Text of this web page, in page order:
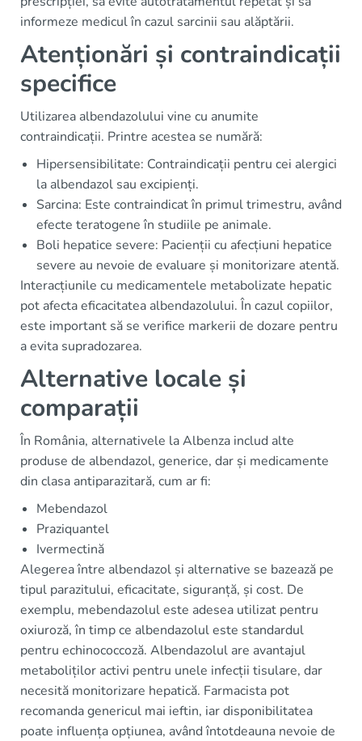
informeze medicul în cazul sarcinii sau alăptării.
Atenționări și contraindicații
specifice
Utilizarea albendazolului vine cu anumite
contraindicații. Printre acestea se numără:
Hipersensibilitate: Contraindicații pentru cei alergici
la albendazol sau excipienți.
Sarcina: Este contraindicat în primul trimestru, având
efecte teratogene în studiile pe animale.
Boli hepatice severe: Pacienții cu afecțiuni hepatice
severe au nevoie de evaluare și monitorizare atentă.
Interacțiunile cu medicamentele metabolizate hepatic
pot afecta eficacitatea albendazolului. În cazul copiilor,
este important să se verifice markerii de dozare pentru
a evita supradozarea.
Alternative locale și
comparații
În România, alternativele la Albenza includ alte
produse de albendazol, generice, dar și medicamente
din clasa antiparazitară, cum ar fi:
Mebendazol
Praziquantel
Ivermectină
Alegerea între albendazol și alternative se bazează pe
tipul parazitului, eficacitate, siguranță, și cost. De
exemplu, mebendazolul este adesea utilizat pentru
oxiuroză, în timp ce albendazolul este standardul
pentru echinococcoză. Albendazolul are avantajul
metaboliților activi pentru unele infecții tisulare, dar
necesită monitorizare hepatică. Farmacista pot
recomanda genericul mai ieftin, iar disponibilitatea
poate influența opțiunea, având întotdeauna nevoie de